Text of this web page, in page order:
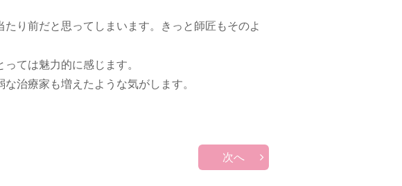
り前だと思ってしまいます。きっと師匠もそのよ
ては魅力的に感じます。
治療家も増えたような気がします。
次へ